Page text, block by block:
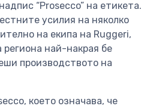
“Prosecco” на етикета.
усилия на няколко
на екипа на Ruggeri,
най-накрая бе
производството на
което означава, че